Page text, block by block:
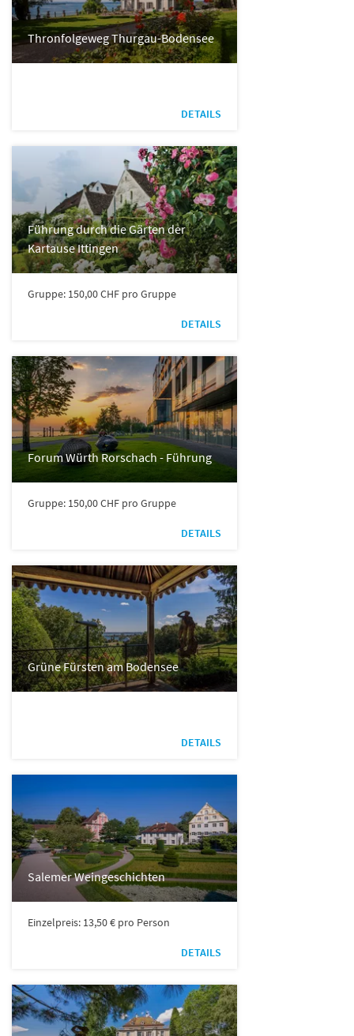
Thronfolgeweg Thurgau-Bodensee
DETAILS
Führung durch die Gärten der
Kartause Ittingen
Gruppe: 150,00 CHF pro Gruppe
DETAILS
Forum Würth Rorschach - Führung
Gruppe: 150,00 CHF pro Gruppe
DETAILS
Grüne Fürsten am Bodensee
DETAILS
Salemer Weingeschichten
Einzelpreis: 13,50 € pro Person
DETAILS